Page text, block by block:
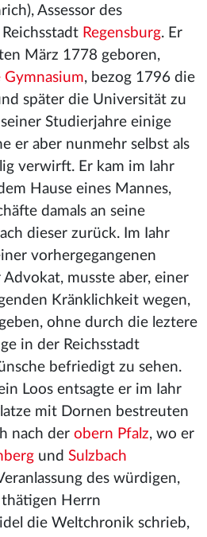
Assessor des
Regensburg. Er
März 1778 geboren,
, bezog 1796 die
später die Universität zu
Studierjahre einige
er aber nunmehr selbst als
verwirft. Er kam im Iahr
Hause eines Mannes,
damals an seine
dieser zurück. Im Iahr
vorhergegangenen
musste aber, einer
Kränklichkeit wegen,
ohne durch die leztere
in der Reichsstadt
befriedigt zu sehen.
Loos entsagte er im Iahr
mit Dornen bestreuten
nach der obern Pfalz, wo er
und Sulzbach
des würdigen,
Herrn
die Weltchronik schrieb,